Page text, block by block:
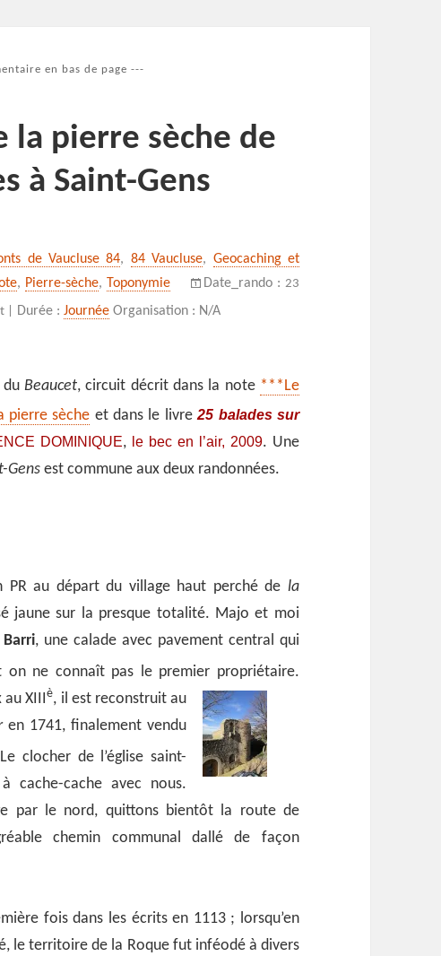
en bas de page ---
la pierre sèche de
à Saint-Gens
de Vaucluse 84, 84 Vaucluse, Geocaching et
, Pierre-sèche, Toponymie Date_rando : 23
| Durée :Journée Organisation : N/A
du Beaucet, circuit décrit dans la note ***Le
pierre sèche et dans le livre25 balades sur
DOMINIQUE, le bec en l’air, 2009. Une
Gens est commune aux deux randonnées.
PR au départ du village haut perché de la
jaune sur la presque totalité. Majo et moi
, une calade avec pavement central qui
on ne connaît pas le premier propriétaire.
au XIIIè, il est reconstruit au
en 1741, finalement vendu
Le clocher de l’église saint-
cache-cache avec nous.
par le nord, quittons bientôt la route de
chemin communal dallé de façon
fois dans les écrits en 1113 ; lorsqu’en
le territoire de la Roque fut inféodé à divers